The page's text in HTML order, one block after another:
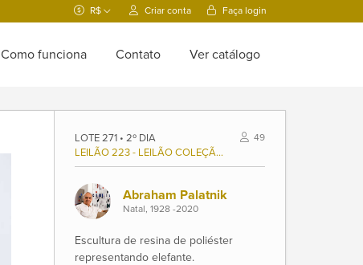
R$ Criar conta Faça login
Como funciona Contato Ver catálogo
LOTE 271 • 2º DIA 49
LEILÃO 223 - LEILÃO COLEÇÃO PEPITA PERROTTA (1935/2024), E OUTROS.
Abraham Palatnik
Natal, 1928 -2020
Escultura de resina de poliéster
representando elefante.